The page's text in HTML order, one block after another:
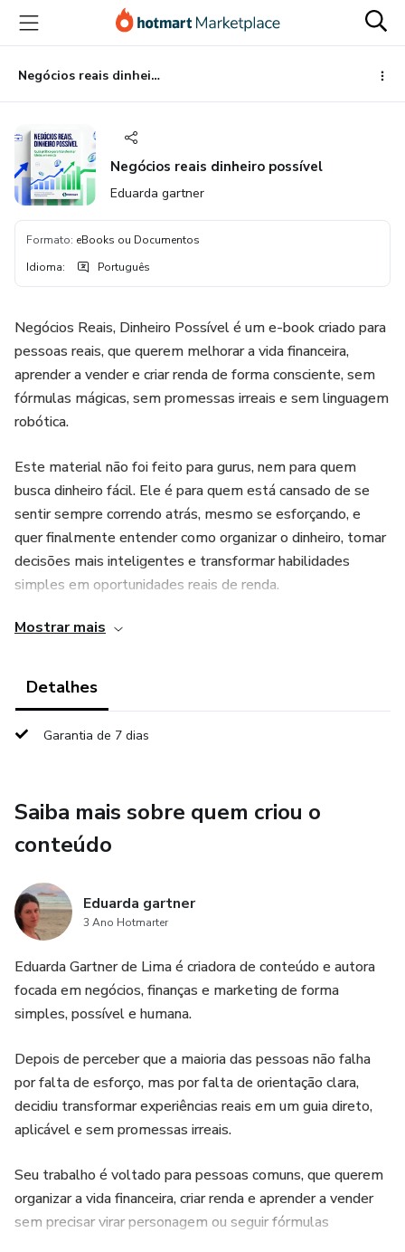
para
conteúdo
principal
para
pagamento
para
rodapé
Negócios reais dinheiro possível
Negócios reais dinheiro possível
Eduarda gartner
Formato: eBooks ou Documentos
Idioma: Português
Negócios Reais, Dinheiro Possível é um e-book criado para
pessoas reais, que querem melhorar a vida financeira,
aprender a vender e criar renda de forma consciente, sem
fórmulas mágicas, sem promessas irreais e sem linguagem
robótica.
Este material não foi feito para gurus, nem para quem
busca dinheiro fácil. Ele é para quem está cansado de se
sentir sempre correndo atrás, mesmo se esforçando, e
quer finalmente entender como organizar o dinheiro, tomar
decisões mais inteligentes e transformar habilidades
simples em oportunidades reais de renda.
Ao longo do e-book, você vai aprender:
Como lidar com o dinheiro emocional que sabota escolhas
Como definir preços justos sem culpa
Como crescer com constância, mesmo sem visibilidade
Um plano simples de 7 dias para sair da inércia e agir
Tudo é explicado de forma prática, humana e direta, como
uma conversa honesta — sem termos técnicos
Este e-book é ideal para quem quer clareza, direção e ação
possível.
estrutura e passos reais para construir uma relação mais
saudável com dinheiro, negócios e vendas.
Mostrar mais
Detalhes
Garantia de 7 dias
Saiba mais sobre quem criou o
conteúdo
Eduarda gartner
3 Ano Hotmarter
Eduarda Gartner de Lima é criadora de conteúdo e autora
focada em negócios, finanças e marketing de forma
simples, possível e humana.
Depois de perceber que a maioria das pessoas não falha
por falta de esforço, mas por falta de orientação clara,
decidiu transformar experiências reais em um guia direto,
aplicável e sem promessas irreais.
Seu trabalho é voltado para pessoas comuns, que querem
organizar a vida financeira, criar renda e aprender a vender
sem precisar virar personagem ou seguir fórmulas